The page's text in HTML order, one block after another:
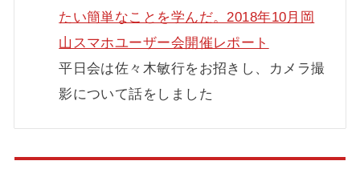
たい簡単なことを学んだ。2018年10月岡
山スマホユーザー会開催レポート
平日会は佐々木敏行をお招きし、カメラ撮
影について話をしました